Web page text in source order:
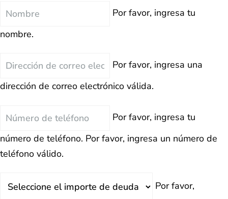
Nombre
Por favor, ingresa tu
nombre.
Correo
Por favor, ingresa una
dirección de correo electrónico válida.
Teléfono
Por favor, ingresa tu
número de teléfono. Por favor, ingresa un número de
teléfono válido.
Por favor,